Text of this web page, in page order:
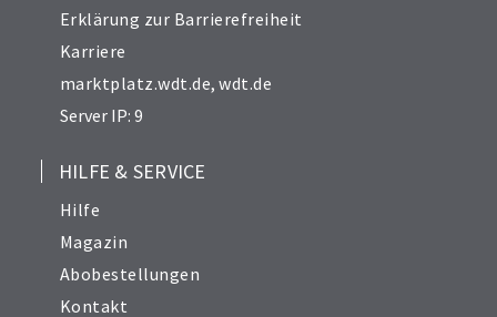
Erklärung zur Barrierefreiheit
Karriere
marktplatz.wdt.de,wdt.de
Server IP: 9
HILFE & SERVICE
Hilfe
Magazin
Abobestellungen
Kontakt